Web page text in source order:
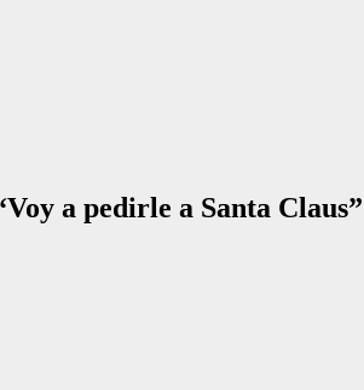
a pedirle a Santa